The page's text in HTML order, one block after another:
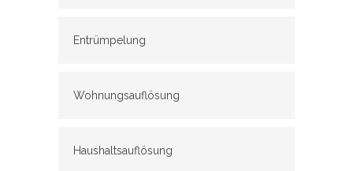
Entrümpelung
Wohnungsauflösung
Haushaltsauflösung